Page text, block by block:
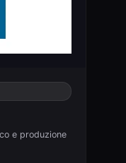
e produzione